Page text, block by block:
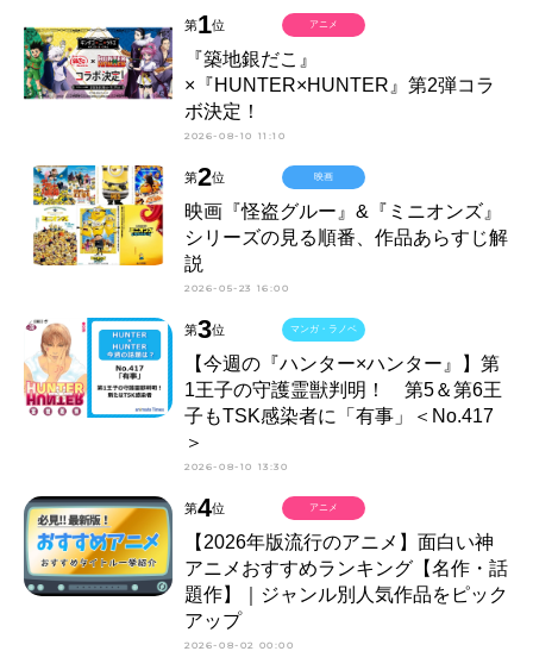
第1位
『築地銀だこ』
×『HUNTER×HUNTER』第2弾コラ
ボ決定！
2026-08-10 11:10
アニメ
第2位
映画『怪盗グルー』&『ミニオンズ』
シリーズの見る順番、作品あらすじ解
説
2026-05-23 16:00
映画
第3位
【今週の『ハンター×ハンター』】第
1王子の守護霊獣判明！ 第5＆第6王
子もTSK感染者に「有事」＜No.417
＞
2026-08-10 13:30
マンガ・ラノベ
第4位
【2026年版流行のアニメ】面白い神
アニメおすすめランキング【名作・話
題作】｜ジャンル別人気作品をピック
アップ
2026-08-02 00:00
アニメ